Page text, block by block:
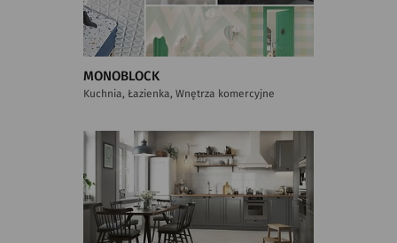
MONOBLOCK
Kuchnia, Łazienka, Wnętrza komercyjne